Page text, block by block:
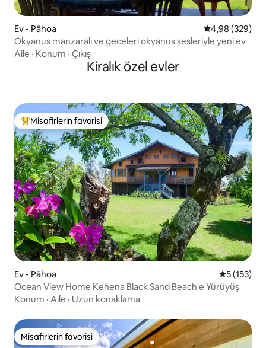
Ev - Pāhoa 5 üzerinden
4,98 (329)
Okyanus manzaralı ve geceleri okyanus sesleriyle yeni ev
Aile · Konum · Çıkış
Kiralık özel evler
Misafirlerin favorilerinden en beğenilenler arasında
Misafirlerin favorisi
Ev - Pāhoa 55 (153)
Ocean View Home Kehena Black Sand Beach'e Yürüyüş
Konum · Aile · Uzun konaklama
Misafirlerin favorisi
Misafirlerin favorisi